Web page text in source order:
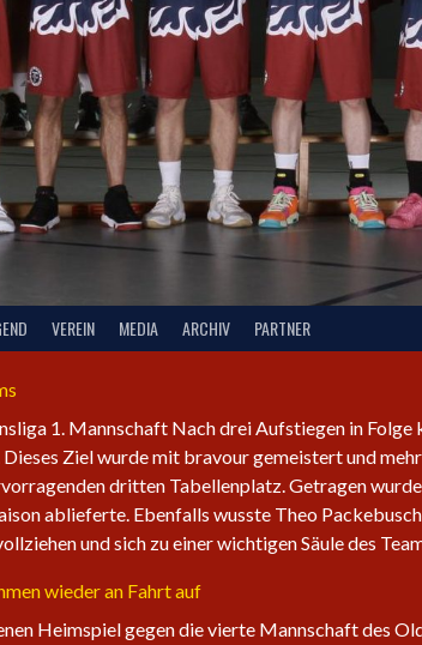
VEREIN MEDIA ARCHIV PARTNER
1. Mannschaft Nach drei Aufstiegen in
Dieses Ziel wurde mit bravour gemeistert und
dritten Tabellenplatz. Getragen
ablieferte. Ebenfalls wusste Theo
und sich zu einer wichtigen Säule des
wieder an Fahrt auf
Heimspiel gegen die vierte Mannschaft des